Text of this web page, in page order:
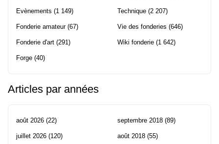
Evènements (1 149)
Fonderie amateur(67)
Fonderie d'art (291)
Forge (40)
Technique (2 207)
Vie des fonderies (646)
Wiki fonderie (1 642)
Articles par années
août 2026 (22)
juillet 2026 (120)
septembre 2018 (89)
août 2018 (55)